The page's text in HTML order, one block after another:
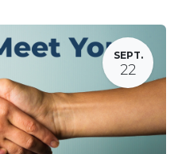
SEPT.
22